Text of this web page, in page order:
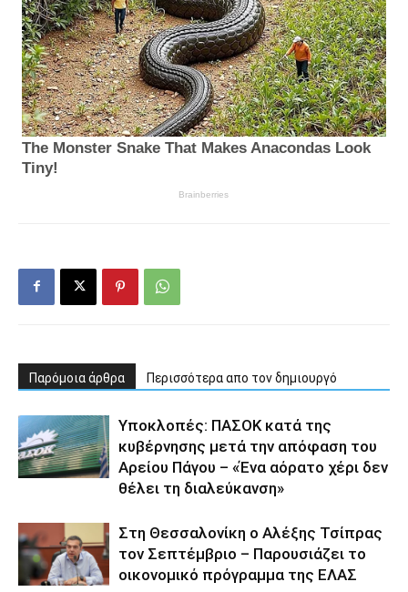
Παρόμοια άρθρα Περισσότερα απο τον δημιουργό
Υποκλοπές: ΠΑΣΟΚ κατά της
κυβέρνησης μετά την απόφαση του
Αρείου Πάγου – «Ένα αόρατο χέρι δεν
θέλει τη διαλεύκανση»
Στη Θεσσαλονίκη ο Αλέξης Τσίπρας
τον Σεπτέμβριο – Παρουσιάζει το
οικονομικό πρόγραμμα της ΕΛΑΣ